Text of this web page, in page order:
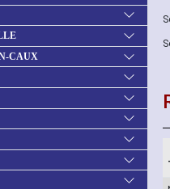
CAUX